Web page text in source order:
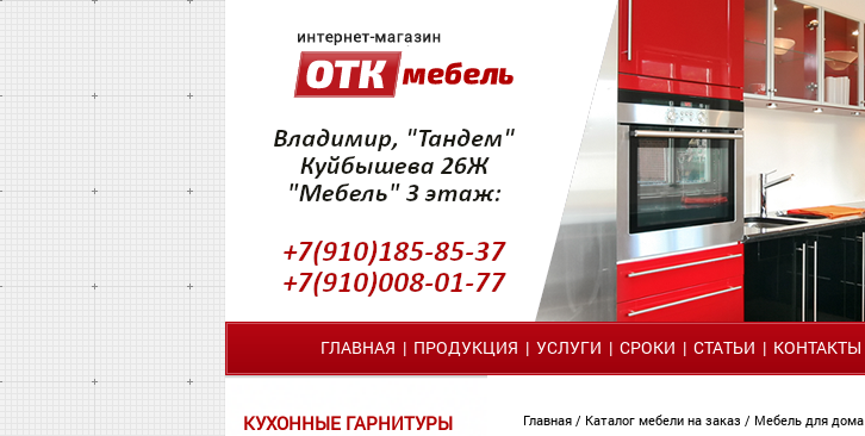
ГЛАВНАЯ | ПРОДУКЦИЯ | УСЛУГИ | СРОКИ | СТАТЬИ | КОНТАКТЫ
КУХОННЫЕ ГАРНИТУРЫ Главная / Каталог мебели на заказ / Мебель для дома